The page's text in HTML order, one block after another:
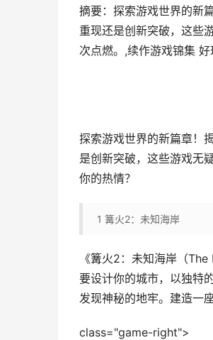
摘要：探索游戏世界的新
重现还是创新突破，这些
次点燃。,续作游戏锦集
探索游戏世界的新篇章！
是创新突破，这些游戏无
你的热情？
1 篝火2：未知海岸
《篝火2：未知海岸（
要设计你的城市，以独特
发现神秘的地牢。建造一
class="game-right">